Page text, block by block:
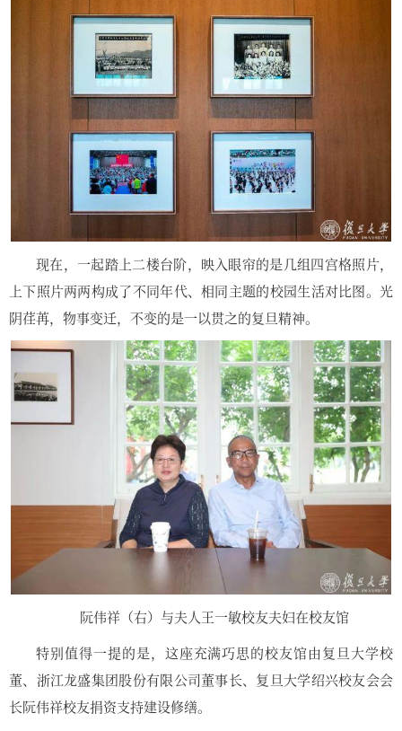
现在，一起踏上二楼台阶，映入眼帘的是几组四宫格照片，
上下照片两两构成了不同年代、相同主题的校园生活对比图。光
阴荏苒，物事变迁，不变的是一以贯之的复旦精神。
阮伟祥（右）与夫人王一敏校友夫妇在校友馆
特别值得一提的是，这座充满巧思的校友馆由复旦大学校
董、浙江龙盛集团股份有限公司董事长、复旦大学绍兴校友会会
长阮伟祥校友捐资支持建设修缮。